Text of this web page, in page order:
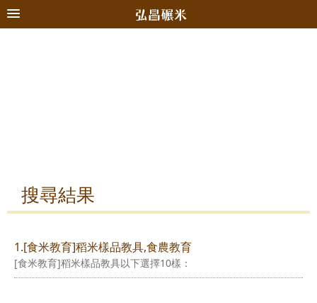
搜尋結果
1.[食米教育]稻米樣品教具,食農教育
[食米教育]稻米樣品教具以下選擇10樣：